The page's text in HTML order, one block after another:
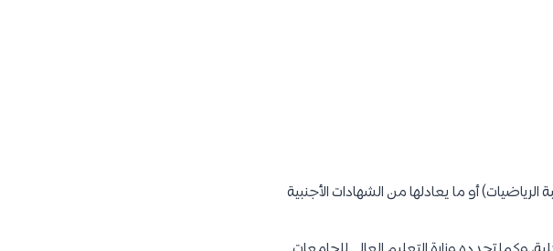
أو ما يعادلها من الشهادات الأجنبية